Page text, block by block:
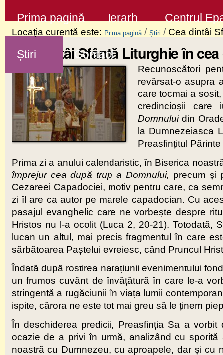
la
conţinut
Sari
navigare
Prima pagină Ierarh Centrul
Știri Contact
Locaţia curentă este: Prima pagină / Știri / Cea dintâi
Cea dintâi Sfântă Liturghie în
Recunoscători
revărsat-o asupra
care tocmai a
credincioșii care
Domnuluidin
la Dumnezeiasca
Preasfințitul
Prima zi a anului calendaristic, în Biserica
împrejur cea după trup a Domnului, precum și
Cezareei Capadociei, motiv pentru care, ca
zi îl are ca autor pe marele capadocian. Cu
pasajul evanghelic care ne vorbește despre
Hristos nu l-a ocolit (Luca 2, 20-21). Totodată,
lucan un altul, mai precis fragmentul în care
sărbătoarea Paștelui evreiesc, când Pruncul
Îndată după rostirea narațiunii evenimentului
un frumos cuvânt de învățătură în care le-a
stringentă a rugăciunii în viața lumii
ispite, cărora ne este tot mai greu să le ținem
În deschiderea predicii, Preasfinția Sa a
ocazie de a privi în urmă, analizând cu
noastră cu Dumnezeu, cu aproapele, dar și cu